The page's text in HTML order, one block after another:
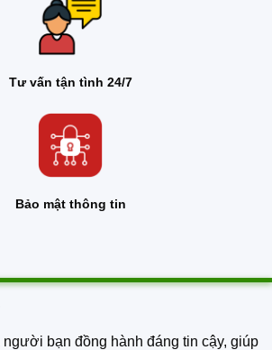
Tư vấn tận tình 24/7
Bảo mật thông tin
bạn đồng hành đáng tin cậy, giúp